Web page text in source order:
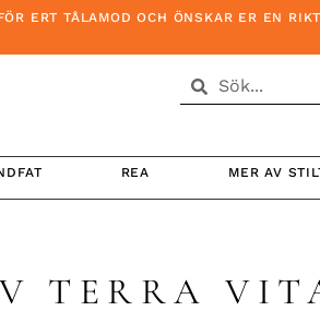
OCH ÖNSKAR ER EN
REA MER AV
TERRA